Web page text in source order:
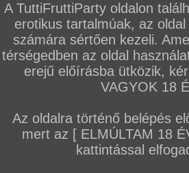
A TuttiFruttiParty oldalon
erotikus tartalmúak, az
számára sértően kezeli.
térségedben az oldal
erejű előírásba ütközik,
VAGYOK 18
Az oldalra történő belépés
mert az [ ELMÚLTAM 18
kattintással